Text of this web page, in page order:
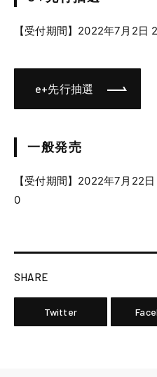
【受付期間】2022年7月2日
e+先行抽選
一般発売
【受付期間】2022年7月22
0
SHARE
Twitter